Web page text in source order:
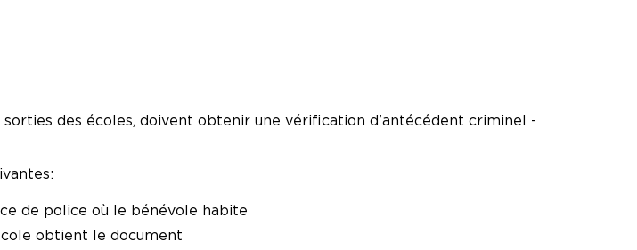
des écoles, doivent obtenir une vérification d'antécédent criminel -
de police où le bénévole habite
obtient le document